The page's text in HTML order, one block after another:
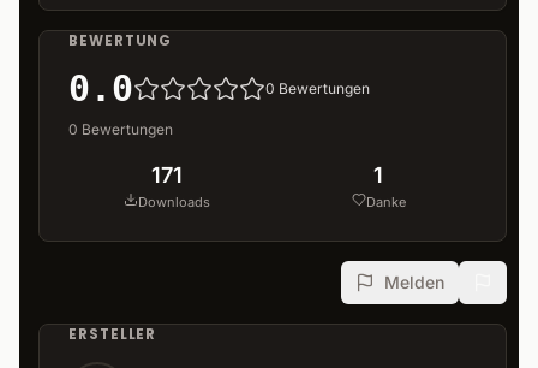
BEWERTUNG
0.0 0 Bewertungen
0 Bewertungen
171
Downloads
1
Danke
Melden
ERSTELLER